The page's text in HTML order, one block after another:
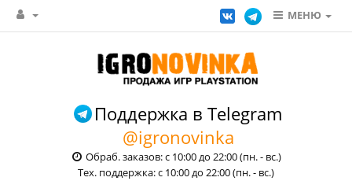
МЕНЮ
Поддержка в Telegram
@igronovinka
Обраб. заказов: с 10:00 до 22:00 (пн. - вс.)
Тех. поддержка: с 10:00 до 22:00 (пн. - вс.)